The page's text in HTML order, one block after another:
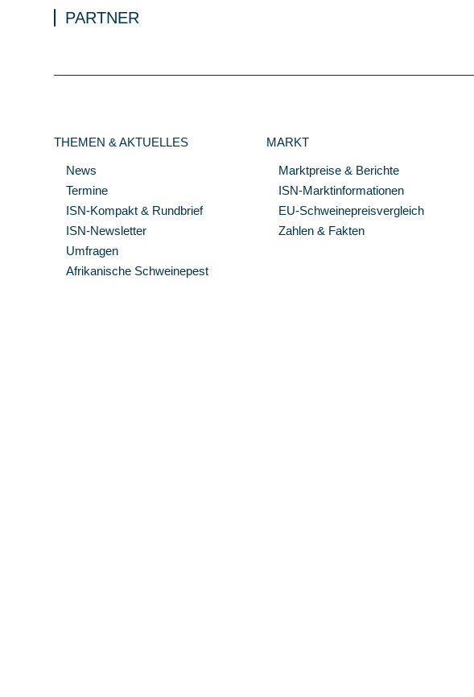
PARTNER
THEMEN & AKTUELLES
News
Termine
ISN-Kompakt & Rundbrief
ISN-Newsletter
Umfragen
Afrikanische Schweinepest
MARKT
Marktpreise & Berichte
ISN-Marktinformationen
EU-Schweinepreisvergleich
Zahlen & Fakten